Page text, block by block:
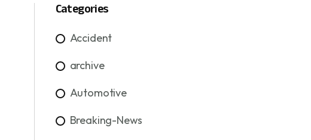
Categories
Accident
archive
Automotive
Breaking-News